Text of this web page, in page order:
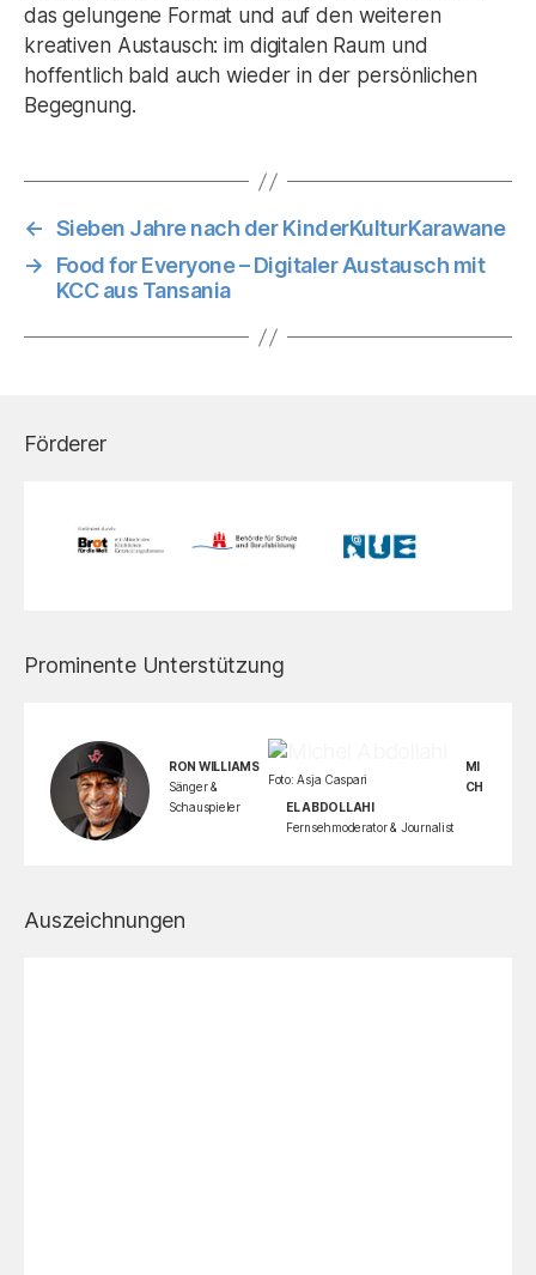
das gelungene Format und auf den weiteren
kreativen Austausch: im digitalen Raum und
hoffentlich bald auch wieder in der persönlichen
Begegnung.
← Sieben Jahre nach der KinderKulturKarawane
→
Food for Everyone – Digitaler Austausch mit
KCC aus Tansania
Förderer
Prominente Unterstützung
RON WILLIAMS
Sänger &
Schauspieler
Foto: Asja Caspari
MI
CH
EL ABDOLLAHI
Fernsehmoderator & Journalist
Auszeichnungen